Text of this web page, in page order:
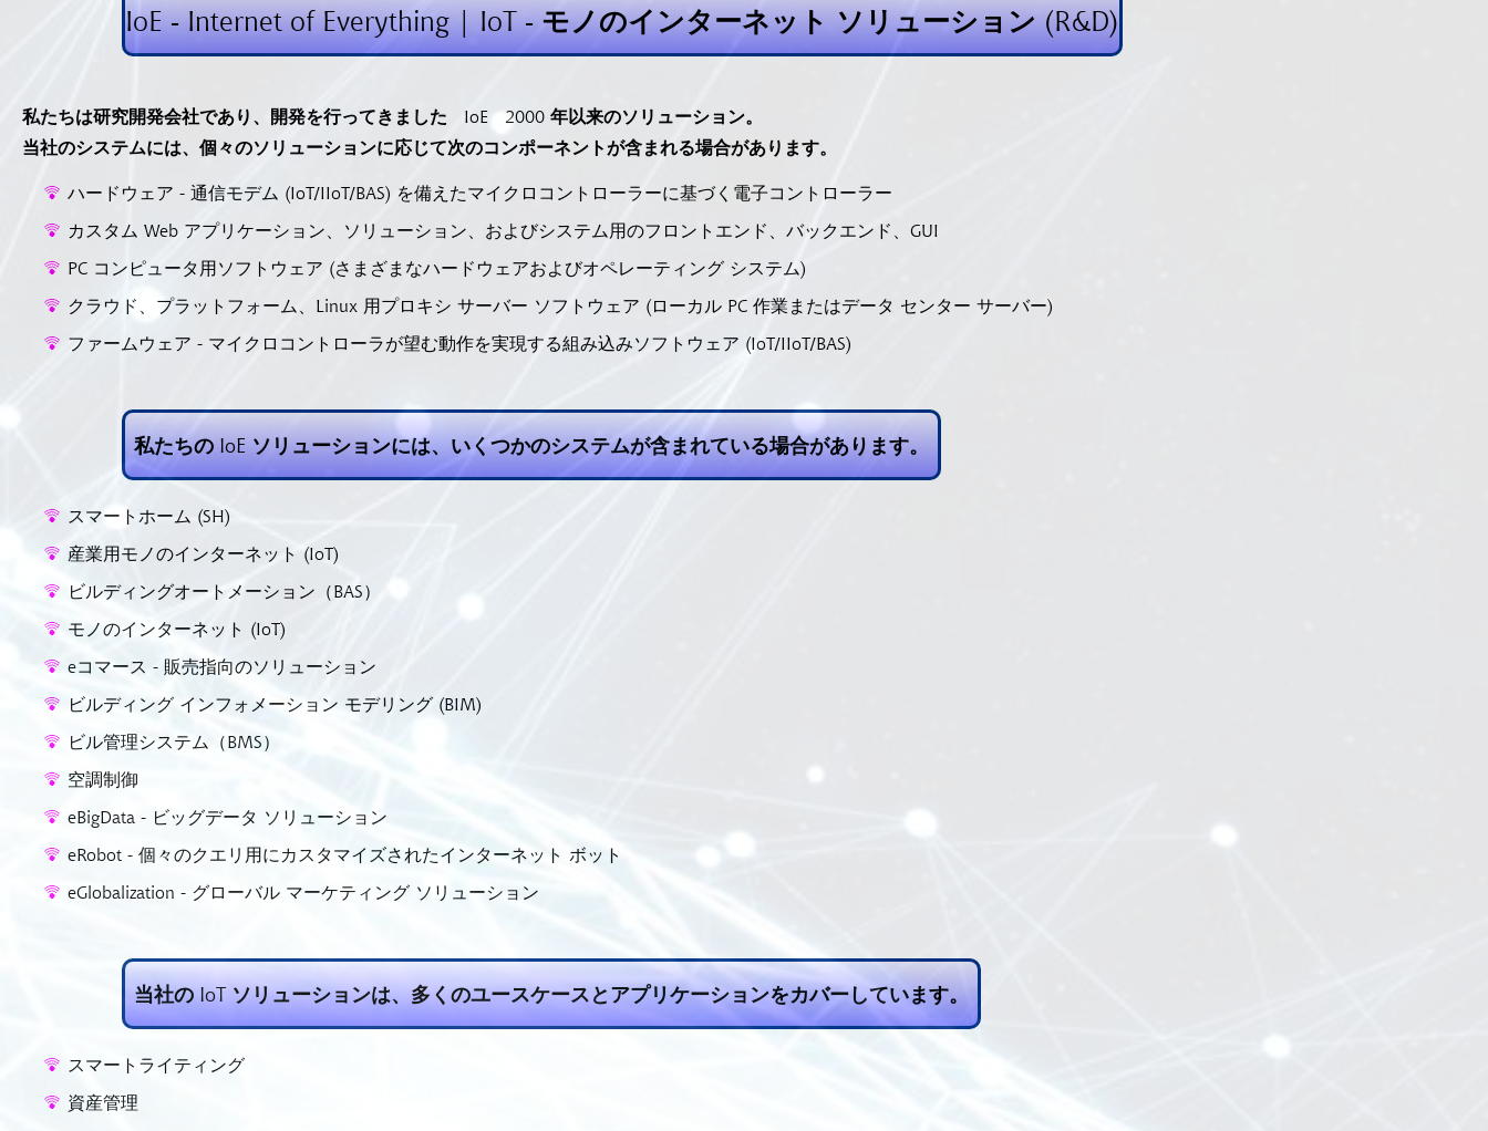
IoE - Internet of Everything | IoT - モノのインターネット ソリューション (R&D)
私たちは研究開発会社であり、開発を行ってきました IoE
2000 年以来のソリューション。
当社のシステムには、個々のソリューションに応じて次のコンポーネントが含まれる場合があります。
ハードウェア - 通信モデム (IoT/IIoT/BAS) を備えたマイクロコントローラーに基づく電子コントローラー
カスタム Web アプリケーション、ソリューション、およびシステム用のフロントエンド、バックエンド、GUI
PC コンピュータ用ソフトウェア (さまざまなハードウェアおよびオペレーティング システム)
クラウド、プラットフォーム、Linux 用プロキシ サーバー ソフトウェア (ローカル PC 作業またはデータ センター サーバー)
ファームウェア - マイクロコントローラが望む動作を実現する組み込みソフトウェア (IoT/IIoT/BAS)
私たちの IoE ソリューションには、いくつかのシステムが含まれている場合があります。
スマートホーム (SH)
産業用モノのインターネット (IoT)
ビルディングオートメーション（BAS）
モノのインターネット (IoT)
eコマース - 販売指向のソリューション
ビルディング インフォメーション モデリング (BIM)
ビル管理システム（BMS）
空調制御
eBigData - ビッグデータ ソリューション
eRobot - 個々のクエリ用にカスタマイズされたインターネット ボット
eGlobalization - グローバル マーケティング ソリューション
当社の IoT ソリューションは、多くのユースケースとアプリケーションをカバーしています。
スマートライティング
資産管理